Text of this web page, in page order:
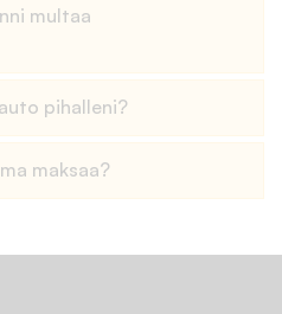
multaa
pihalleni?
maksaa?